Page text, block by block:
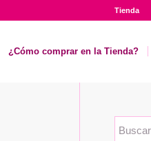
Tienda
¿Cómo comprar en la Tienda?